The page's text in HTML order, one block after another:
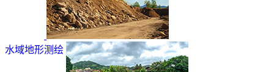
水域地形测绘